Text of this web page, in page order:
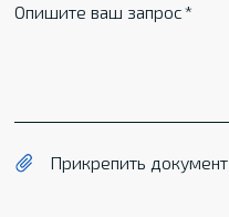
Опишите ваш запрос
Прикрепить документ